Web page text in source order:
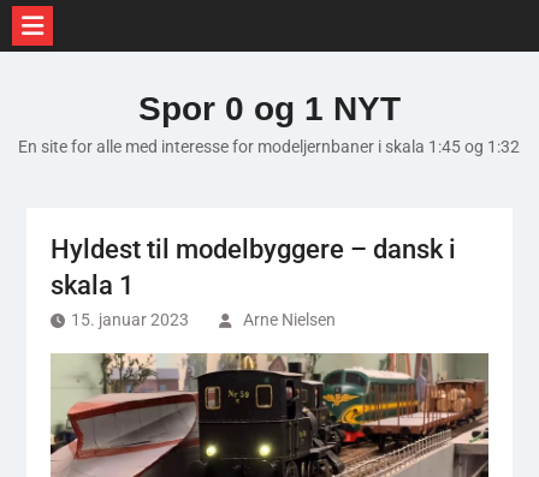
Spor 0 og 1 NYT
En site for alle med interesse for modeljernbaner i skala 1:45 og 1:32
Hyldest til modelbyggere – dansk i
skala 1
15. januar 2023 Arne Nielsen